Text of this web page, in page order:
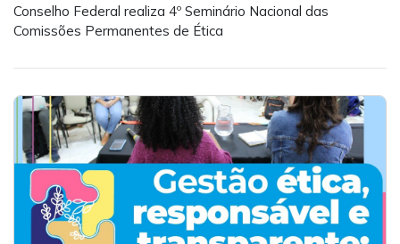
Conselho Federal realiza 4º Seminário Nacional das
Comissões Permanentes de Ética